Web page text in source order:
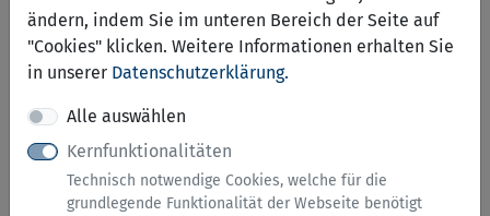
ändern, indem Sie im unteren Bereich der Seite auf
"Cookies" klicken. Weitere Informationen erhalten Sie
in unserer Datenschutzerklärung.
Alle auswählen
Kernfunktionalitäten
Technisch notwendige Cookies, welche für die
grundlegende Funktionalität der Webseite benötigt
Hinweise zu diesem Service
Wenn Sie Leitungswasser zur
Gartenbewässerung oder zum Rasensprengen
nutzen, versickert es im Boden statt in der
Kanalisation und verursacht keine
Abwasserkosten.